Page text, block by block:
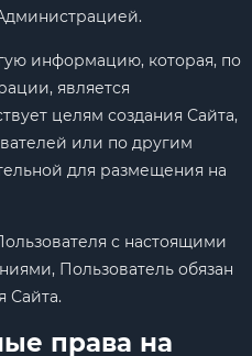
информацию, которая, по
является
целям создания Сайта,
или по другим
для размещения на
с настоящими
Пользователь обязан
Сайта.
права на